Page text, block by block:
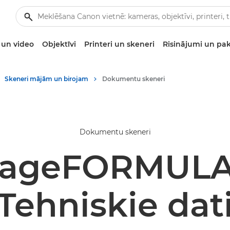
video Objektīvi Printeri un skeneri Risinājumi un
Skeneri mājām un birojam Dokumentu skeneri
Dokumentu skeneri